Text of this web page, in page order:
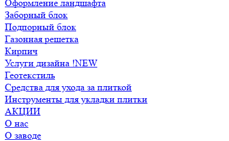
Оформление ландшафта
Заборный блок
Подпорный блок
Газонная решетка
Кирпич
Услуги дизайна !NEW
Геотекстиль
Средства для ухода за плиткой
Инструменты для укладки плитки
АКЦИИ
О нас
О заводе